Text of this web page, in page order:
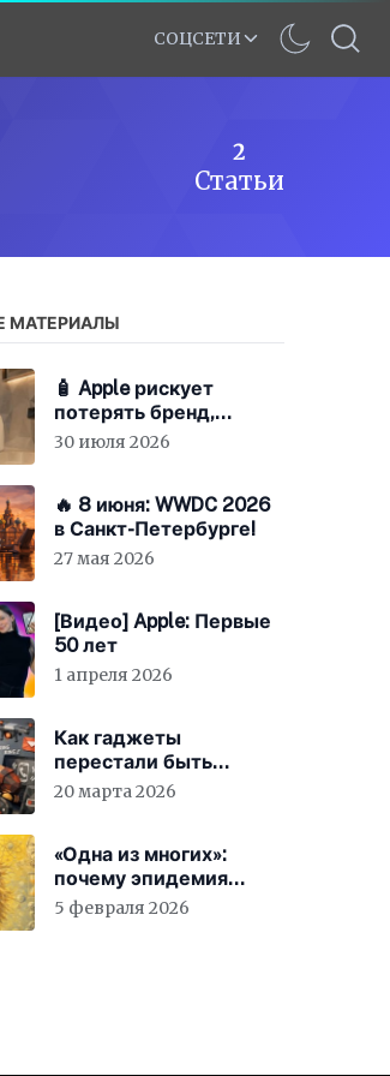
СОЦСЕТИ
2
Статьи
МАТЕРИАЛЫ
🧴 Apple рискует
потерять бренд,
экономя на «мыле»
30 июля 2026
🔥 8 июня: WWDC 2026
в Санкт-Петербурге!
27 мая 2026
[Видео] Apple: Первые
50 лет
1 апреля 2026
Как гаджеты
перестали быть
просто устройствами и
20 марта 2026
«Одна из многих»:
почему эпидемия
счастья страшнее
5 февраля 2026